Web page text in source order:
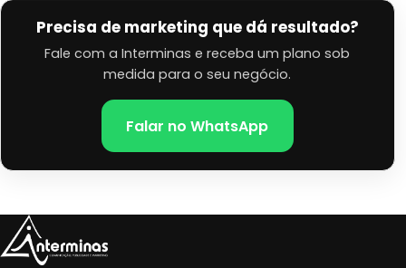
Precisa de marketing que dá resultado?
Fale com a Interminas e receba um plano sob
medida para o seu negócio.
Falar no WhatsApp